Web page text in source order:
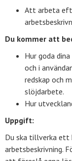
Att arbeta
Du kommer att
Hur goda
och i
redskap och
slöjdarbete.
Hur
Uppgift:
Du ska tillverka ett
arbetsbeskrivning.